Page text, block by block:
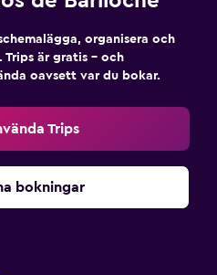
organisera och
Trips är gratis – och
oavsett var du bokar.
Trips
bokningar